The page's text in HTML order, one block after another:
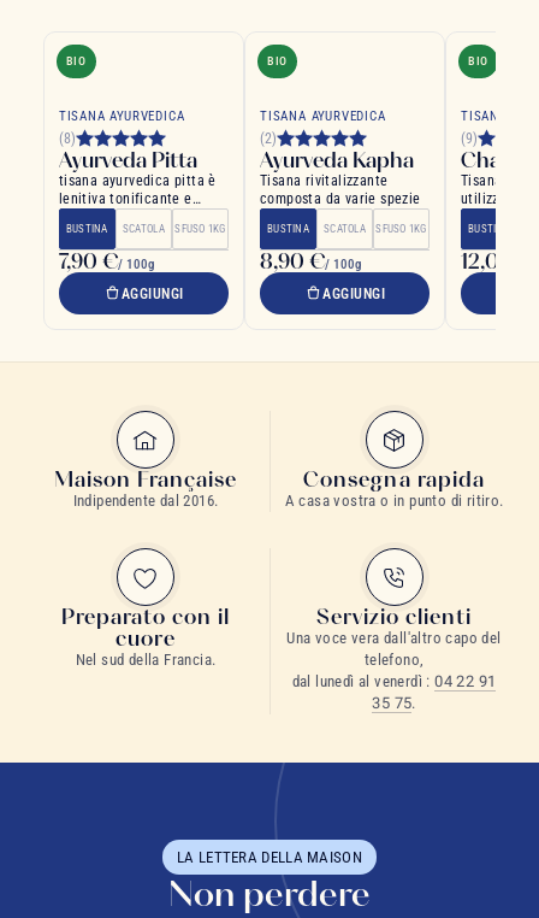
BIO
TISANA AYURVEDICA
(8)
Ayurveda Pitta
tisana ayurvedica pitta è
lenitiva tonificante e
BUSTINA SCATOLA SFUSO 1KG
7,90 €/ 100g
AGGIUNGI
BIO
TISANA AYURVEDICA
(2)
Ayurveda Kapha
Tisana rivitalizzante
composta da varie spezie
BUSTINA SCATOLA SFUSO 1KG
8,90 €/ 100g
AGGIUNGI
BIO
TISANA E
(9)
Chakra
Tisana
utilizzata
BUSTINA
12,00 €
Maison Française
Indipendente dal 2016.
Consegna rapida
A casa vostra o in punto di ritiro.
Preparato con il
cuore
Nel sud della Francia.
Servizio clienti
Una voce vera dall'altro capo del
telefono,
dal lunedì al venerdì :04 22 91
35 75.
LA LETTERA DELLA MAISON
Non perdere